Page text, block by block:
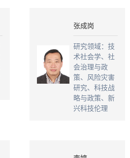
张成岗
研究领域：技
术社会学、社
会治理与政
策、风险灾害
研究、科技战
略与政策、新
兴科技伦理